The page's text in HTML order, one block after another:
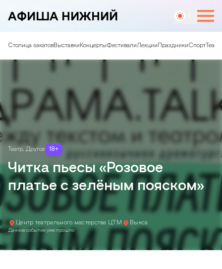
АФИША НИЖНИЙ
Столица закатовВыставкиКонцертыФестивалиЛекции ПраздникиСпорт
Театр, Другое 18+
Читка пьесы «Розовое
платье с зелёным пояском»
Центр театрального мастерства ЦТМ Выкса
Данное событие уже прошло